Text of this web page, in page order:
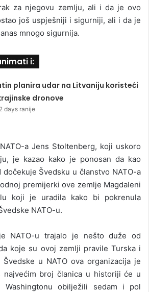
za njegovu zemlju, ali i da je ovo
još uspješniji i sigurniji, ali i da je
mnogo sigurnija.
i:
planira udar na Litvaniju koristeći
dronove
2 days ranije
a Jens Stoltenberg, koji uskoro
je kazao kako je ponosan da kao
Švedsku u članstvo NATO-a
premijerki ove zemlje Magdaleni
koji je uradila kako bi pokrenula
NATO-u.
NATO-u trajalo je nešto duže od
koje su ovoj zemlji pravile Turska i
Švedske u NATO ova organizacija je
najvećim broj članica u historiji će u
obilježili sedam i pol